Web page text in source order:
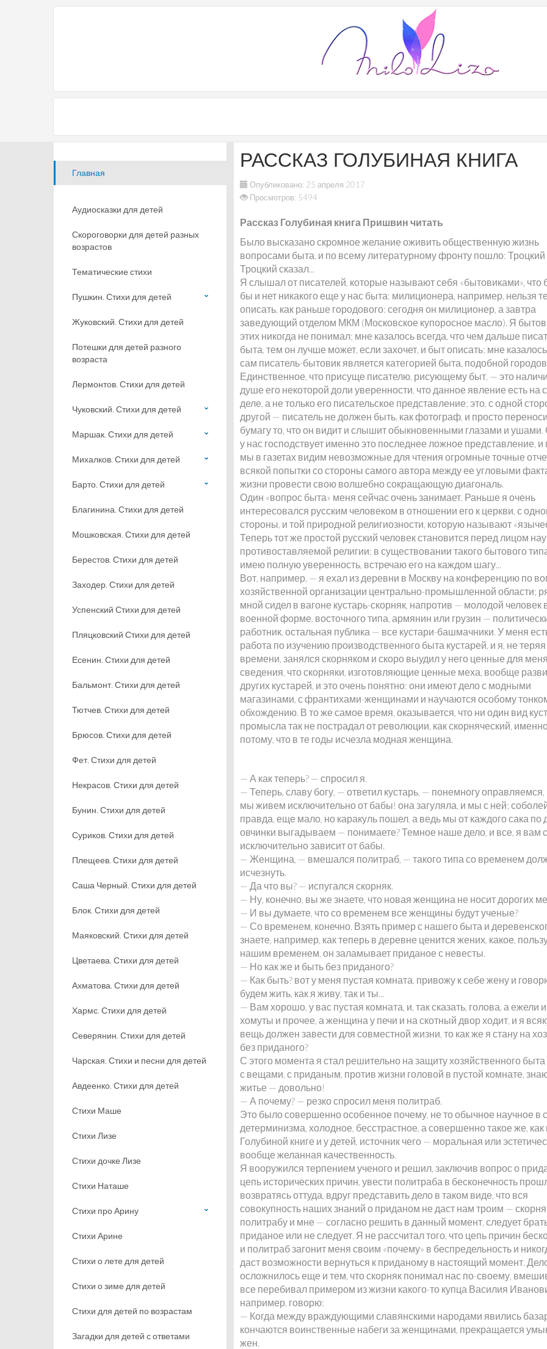
РАССКАЗ ГОЛУБИНАЯ КНИГА
Опубликовано: 25 апреля 2017
Просмотров: 5494
Рассказ Голубиная книга Пришвин читать
Было высказано скромное желание оживить общественную жизнь
вопросами быта, и по всему литературному фронту пошло: Троцкий
Троцкий сказал...
Я слышал от писателей, которые называют себя «бытовиками», что
бы и нет никакого еще у нас быта: милиционера, например, нельзя
описать, как раньше городового: сегодня он милиционер, а завтра
заведующий отделом МКМ (Московское купоросное масло). Я
этих никогда не понимал; мне казалось всегда, что чем дальше
быта, тем он лучше может, если захочет, и быт описать; мне
сам писатель-бытовик является категорией быта, подобной
Единственное, что присуще писателю, рисующему быт, — это
душе его некоторой доли уверенности, что данное явление есть на
деле, а не только его писательское представление; это, с одной
другой — писатель не должен быть, как фотограф, и просто
бумагу то, что он видит и слышит обыкновенными глазами и ушами.
у нас господствует именно это последнее ложное представление, и
мы в газетах видим невозможные для чтения огромные точные
всякой попытки со стороны самого автора между ее угловыми
жизни провести свою волшебно сокращающую диагональ.
Один «вопрос быта» меня сейчас очень занимает. Раньше я очень
интересовался русским человеком в отношении его к церкви, с
стороны, и той природной религиозности, которую называют
Теперь тот же простой русский человек становится перед лицом
противоставляемой религии; в существовании такого бытового
имею полную уверенность, встречаю его на каждом шагу...
Вот, например, — я ехал из деревни в Москву на конференцию по
хозяйственной организации центрально-промышленной области;
мной сидел в вагоне кустарь-скорняк, напротив — молодой человек
военной форме, восточного типа, армянин или грузин —
работник, остальная публика — все кустари-башмачники. У меня
работа по изучению производственного быта кустарей, и я, не теряя
времени, занялся скорняком и скоро выудил у него ценные для меня
сведения, что скорняки, изготовляющие ценные меха, вообще
других кустарей, и это очень понятно: они имеют дело с модными
магазинами, с франтихами-женщинами и научаются особому
обхождению. В то же самое время, оказывается, что ни один вид
промысла так не пострадал от революции, как скорняческий,
потому, что в те годы исчезла модная женщина.
— А как теперь? — спросил я.
— Теперь, славу богу, — ответил кустарь, — понемногу оправляемся,
мы живем исключительно от бабы! она загуляла, и мы с ней;
правда, еще мало, но каракуль пошел, а ведь мы от каждого сака по
овчинки выгадываем — понимаете? Темное наше дело, и все, я вам
исключительно зависит от бабы.
— Женщина, — вмешался политраб, — такого типа со временем
исчезнуть.
— Да что вы? — испугался скорняк.
— Ну, конечно, вы же знаете, что новая женщина не носит дорогих
— И вы думаете, что со временем все женщины будут ученые?
— Со временем, конечно. Взять пример с нашего быта и
знаете, например, как теперь в деревне ценится жених, какое,
нашим временем, он заламывает приданое с невесты.
— Но как же и быть без приданого?
— Как быть? вот у меня пустая комната, привожу к себе жену и
будем жить, как я живу, так и ты...
— Вам хорошо, у вас пустая комната, и, так сказать, голова, а ежели
хомуты и прочее, а женщина у печи и на скотный двор ходит, и я
вещь должен завести для совместной жизни, то как же я стану на
без приданого?
С этого момента я стал решительно на защиту хозяйственного быта
с вещами, с приданым, против жизни головой в пустой комнате,
житье — довольно!
— А почему? — резко спросил меня политраб.
Это было совершенно особенное почему, не то обычное научное в
детерминизма, холодное, бесстрастное, а совершенно такое же, как
Голубиной книге и у детей, источник чего — моральная или
вообще желанная качественность.
Я вооружился терпением ученого и решил, заключив вопрос о
цепь исторических причин, увести политраба в бесконечность
возвратясь оттуда, вдруг представить дело в таком виде, что вся
совокупность наших знаний о приданом не даст нам троим —
политрабу и мне — согласно решить в данный момент, следует
приданое или не следует. Я не рассчитал того, что цепь причин
и политраб загонит меня своим «почему» в беспредельность и
даст возможности вернуться к приданому в настоящий момент.
осложнилось еще и тем, что скорняк понимал нас по-своему,
все перебивал примером из жизни какого-то купца Василия
например, говорю:
— Когда между враждующими славянскими народами явились
кончаются воинственные набеги за женщинами, прекращается
жен.
Главная
Аудиосказки для детей
Скороговорки для детей разных
возрастов
Тематические стихи
Пушкин. Стихи для детей
Жуковский. Стихи для детей
Потешки для детей разного
возраста
Лермонтов. Стихи для детей
Чуковский. Стихи для детей
Маршак. Стихи для детей
Михалков. Стихи для детей
Барто. Стихи для детей
Благинина. Стихи для детей
Мошковская. Стихи для детей
Берестов. Стихи для детей
Заходер. Стихи для детей
Успенский Стихи для детей
Пляцковский Стихи для детей
Есенин. Стихи для детей
Бальмонт. Стихи для детей
Тютчев. Стихи для детей
Брюсов. Стихи для детей
Фет. Стихи для детей
Некрасов. Стихи для детей
Бунин. Стихи для детей
Суриков. Стихи для детей
Плещеев. Стихи для детей
Саша Черный. Стихи для детей
Блок. Стихи для детей
Маяковский. Стихи для детей
Цветаева. Стихи для детей
Ахматова. Стихи для детей
Хармс. Стихи для детей
Северянин. Стихи для детей
Чарская. Стихи и песни для детей
Авдеенко. Стихи для детей
Стихи Маше
Стихи Лизе
Стихи дочке Лизе
Стихи Наташе
Стихи про Арину
Стихи Арине
Стихи о лете для детей
Стихи о зиме для детей
Стихи для детей по возрастам
Загадки для детей с ответами